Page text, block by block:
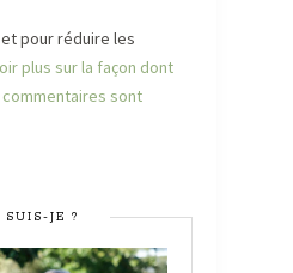
pour réduire les
plus sur la façon dont
sont
SUIS-JE ?